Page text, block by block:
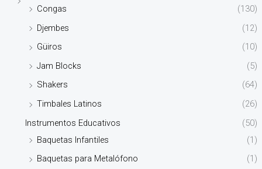
Congas
(130)
Djembes
(12)
Güiros
(10)
Jam Blocks
(5)
Shakers
(64)
Timbales Latinos
(26)
Instrumentos Educativos
(50)
Baquetas Infantiles
(1)
Baquetas para Metalófono
(1)